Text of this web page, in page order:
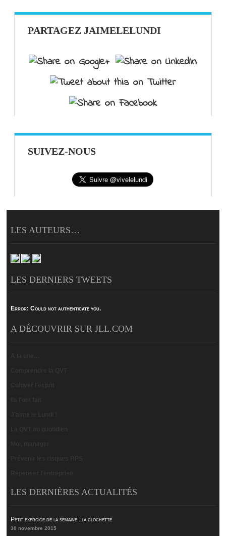
PARTAGEZ JAIMELELUNDI
SUIVEZ-NOUS
LES AUTEURS…
LES DERNIERS TWEETS
Error: Could not authenticate you.
A DÉCOUVRIR SUR JLL.COM
LES DERNIÈRES ACTUALITÉS
Petit exercice de la semaine : la clochette
30 novembre 2015